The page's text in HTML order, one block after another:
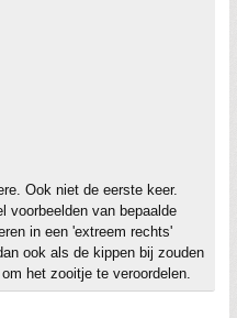
Ook niet de eerste keer.
voorbeelden van bepaalde
in een 'extreem rechts'
ook als de kippen bij zouden
het zooitje te veroordelen.